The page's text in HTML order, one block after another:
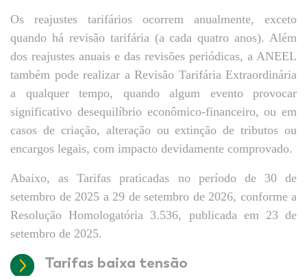
Os reajustes tarifários ocorrem anualmente, exceto
quando há revisão tarifária (a cada quatro anos). Além
dos reajustes anuais e das revisões periódicas, a ANEEL
também pode realizar a Revisão Tarifária Extraordinária
a qualquer tempo, quando algum evento provocar
significativo desequilíbrio econômico-financeiro, ou em
casos de criação, alteração ou extinção de tributos ou
encargos legais, com impacto devidamente comprovado.
Abaixo, as Tarifas praticadas no período de 30 de
setembro de 2025 a 29 de setembro de 2026, conforme a
Resolução Homologatória 3.536, publicada em 23 de
setembro de 2025.
Tarifas baixa tensão